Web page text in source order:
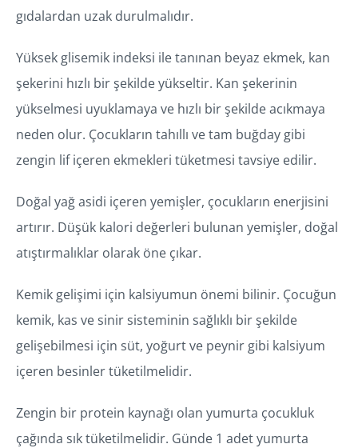
gıdalardan uzak durulmalıdır.
Yüksek glisemik indeksi ile tanınan beyaz ekmek, kan
şekerini hızlı bir şekilde yükseltir. Kan şekerinin
yükselmesi uyuklamaya ve hızlı bir şekilde acıkmaya
neden olur. Çocukların tahıllı ve tam buğday gibi
zengin lif içeren ekmekleri tüketmesi tavsiye edilir.
Doğal yağ asidi içeren yemişler, çocukların enerjisini
artırır. Düşük kalori değerleri bulunan yemişler, doğal
atıştırmalıklar olarak öne çıkar.
Kemik gelişimi için kalsiyumun önemi bilinir. Çocuğun
kemik, kas ve sinir sisteminin sağlıklı bir şekilde
gelişebilmesi için süt, yoğurt ve peynir gibi kalsiyum
içeren besinler tüketilmelidir.
Zengin bir protein kaynağı olan yumurta çocukluk
çağında sık tüketilmelidir. Günde 1 adet yumurta